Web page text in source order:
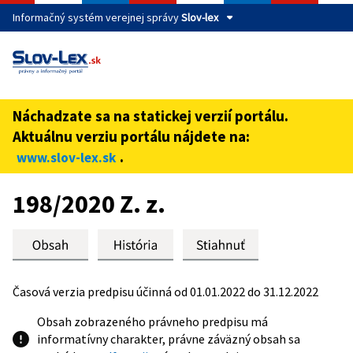
Informačný systém verejnej správySlov-lex
Táto stránka je zabezpečená
cez zabezpečenú webovú stránku verejnej správy SR.
Zabezpečená stránka vždy začína https:// pred názvom
domény webového sídla.
Náchadzate sa na statickej verzií portálu.
Aktuálnu verziu portálu nájdete na:
www.slov-lex.sk .
Preskoč na obsah
198/2020 Z. z.
Časová verzia predpisu účinná od 01.01.2022 do 31.12.2022
Obsah zobrazeného právneho predpisu má
informatívny charakter, právne záväzný obsah sa